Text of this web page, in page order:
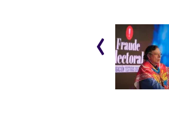
Lucio, tras
‹